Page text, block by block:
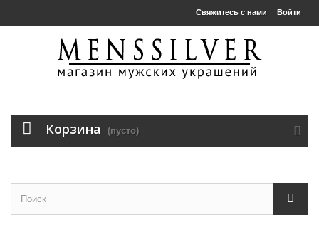
Войти
Свяжитесь с нами
Корзина (пусто)